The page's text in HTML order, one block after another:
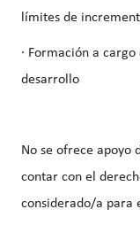
límites de
· Formación a
desarrollo
No se ofrece apoyo
contar con el
considerado/a para